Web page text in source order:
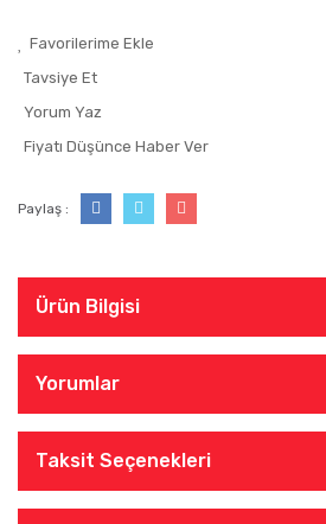
Tavsiye Et
Yorum Yaz
Fiyatı Düşünce Haber Ver
Paylaş :
Ürün Bilgisi
Yorumlar
Taksit Seçenekleri